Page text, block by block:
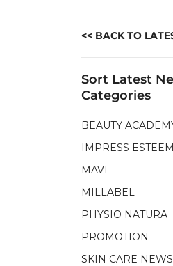
<< BACK TO
Sort Latest
Categories
BEAUTY
IMPRESS
MAVI
MILLABEL
PHYSIO NATURA
PROMOTION
SKIN CARE NEWS